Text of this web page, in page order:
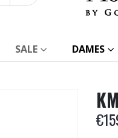
SALE DAMES
€